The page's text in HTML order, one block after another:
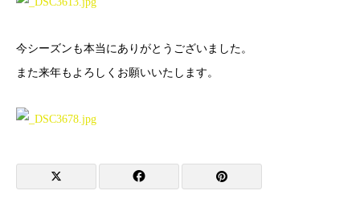
今シーズンも本当にありがとうございました。
また来年もよろしくお願いいたします。